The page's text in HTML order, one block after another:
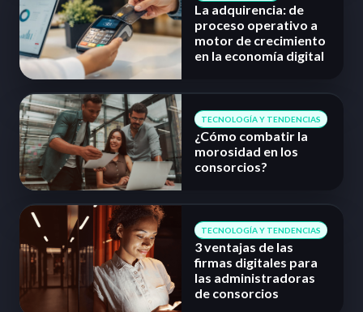
La adquirencia: de
proceso operativo a
motor de crecimiento
en la economía digital
TECNOLOGÍA Y TENDENCIAS
¿Cómo combatir la
morosidad en los
consorcios?
TECNOLOGÍA Y TENDENCIAS
3 ventajas de las
firmas digitales para
las administradoras
de consorcios